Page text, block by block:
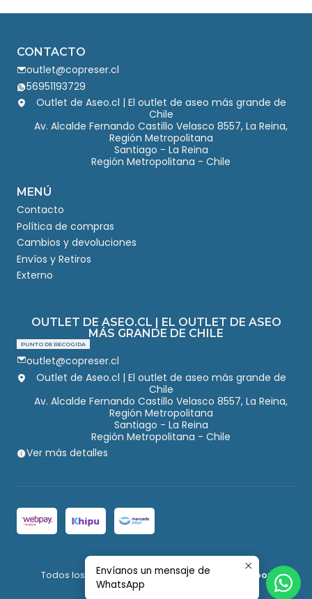
CONTACTO
outlet@copreser.cl
56951193729
Outlet de Aseo.cl | El outlet de aseo más grande de
Chile
Av. Alcalde Fernando Castillo Velasco 8557, La Reina,
Región Metropolitana
Santiago - La Reina
Región Metropolitana - Chile
MENÚ
Contacto
Política de compras
Cambios y devoluciones
Envíos y Retiros
Externo
OUTLET DE ASEO.CL | EL OUTLET DE ASEO
MÁS GRANDE DE CHILE
PUNTO DE RECOGIDA
outlet@copreser.cl
Outlet de Aseo.cl | El outlet de aseo más grande de
Chile
Av. Alcalde Fernando Castillo Velasco 8557, La Reina,
Región Metropolitana
Santiago - La Reina
Región Metropolitana - Chile
Ver más detalles
Todos los derechos reservados.Desarrollado por
Jumpseller
Envíanos un mensaje de
WhatsApp